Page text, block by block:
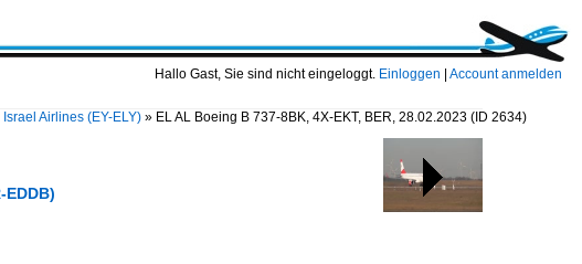
Hallo Gast, Sie sind nicht eingeloggt. Einloggen Account anmelden
Israel Airlines (EY-ELY) » EL AL Boeing B 737-8BK, 4X-EKT, BER, 28.02.2023 (ID 2634)